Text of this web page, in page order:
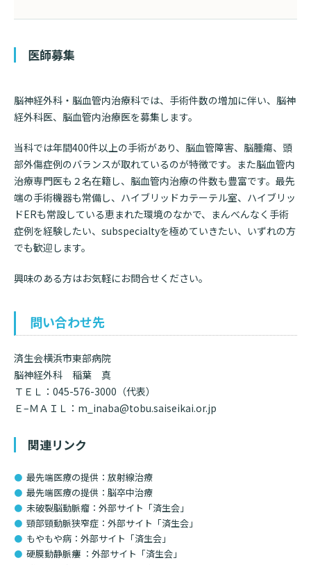
医師募集
脳神経外科・脳血管内治療科では、手術件数の増加に伴い、脳神
経外科医、脳血管内治療医を募集します。
当科では年間400件以上の手術があり、脳血管障害、脳腫瘍、頭
部外傷症例のバランスが取れているのが特徴です。また脳血管内
治療専門医も２名在籍し、脳血管内治療の件数も豊富です。最先
端の手術機器も常備し、ハイブリッドカテーテル室、ハイブリッ
ドERも常設している恵まれた環境のなかで、まんべんなく手術
症例を経験したい、 subspecialtyを極めていきたい、いずれの方
でも歓迎します。
興味のある方はお気軽にお問合せください。
問い合わせ先
済生会横浜市東部病院
脳神経外科 稲葉 真
ＴＥＬ： 045-576-3000 （代表）
Ｅ–ＭＡＩＬ： m_inaba@tobu.saiseikai.or.jp
関連リンク
最先端医療の提供：放射線治療
最先端医療の提供：脳卒中治療
未破裂脳動脈瘤：外部サイト「済生会」
頸部頸動脈狭窄症：外部サイト「済生会」
もやもや病：外部サイト「済生会」
硬膜動静脈瘻 ：外部サイト「済生会」